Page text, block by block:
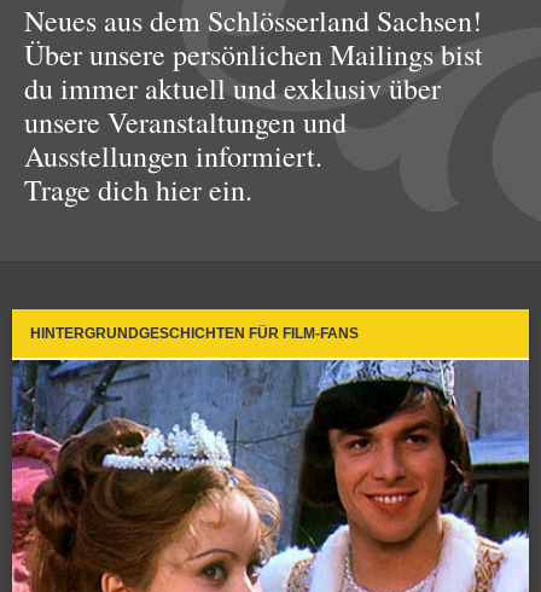
Neues aus dem Schlösserland Sachsen!
Über unsere persönlichen Mailings bist
du immer aktuell und exklusiv über
unsere Veranstaltungen und
Ausstellungen informiert.
Trage dich hier ein.
HINTERGRUNDGESCHICHTEN FÜR FILM-FANS